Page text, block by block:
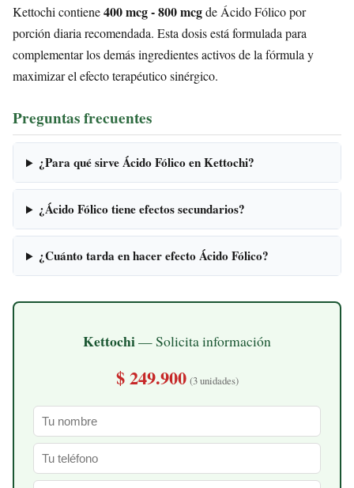
Kettochi contiene400 mcg - 800 mcgde Ácido Fólico por
porción diaria recomendada. Esta dosis está formulada para
complementar los demás ingredientes activos de la fórmula y
maximizar el efecto terapéutico sinérgico.
Preguntas frecuentes
¿Para qué sirve Ácido Fólico en Kettochi?
¿Ácido Fólico tiene efectos secundarios?
¿Cuánto tarda en hacer efecto Ácido Fólico?
Kettochi— Solicita información
$ 249.900 (3 unidades)